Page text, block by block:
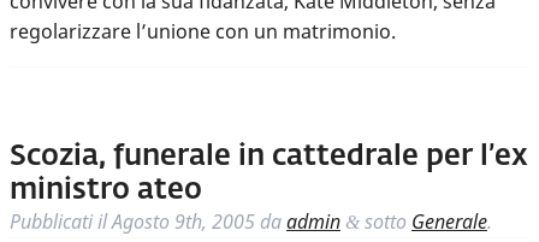
regolarizzare l’unione con un matrimonio.
Scozia, funerale in cattedrale per l’ex
ministro ateo
Pubblicati ilAgosto 9th, 2005 daadmin & sotto Generale.